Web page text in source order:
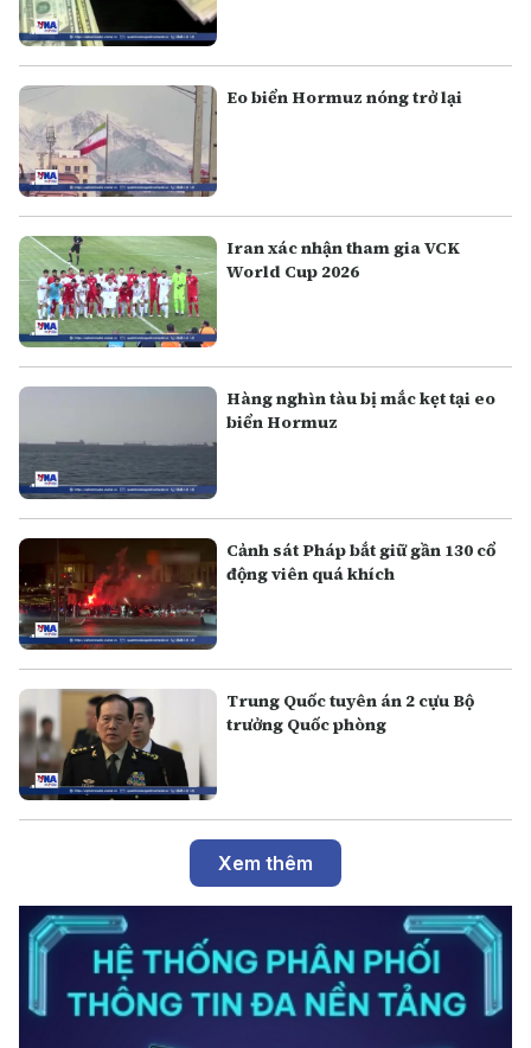
Eo biển Hormuz nóng trở lại
Iran xác nhận tham gia VCK
World Cup 2026
Hàng nghìn tàu bị mắc kẹt tại eo
biển Hormuz
Cảnh sát Pháp bắt giữ gần 130 cổ
động viên quá khích
Trung Quốc tuyên án 2 cựu Bộ
trưởng Quốc phòng
Xem thêm